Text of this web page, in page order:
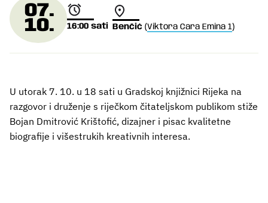
07.
10. 16:00 sati Benčić (Viktora Cara Emina 1)
U utorak 7. 10. u 18 sati u Gradskoj knjižnici Rijeka na
razgovor i druženje s riječkom čitateljskom publikom stiže
Bojan Dmitrović Krištofić, dizajner i pisac kvalitetne
biografije i višestrukih kreativnih interesa.